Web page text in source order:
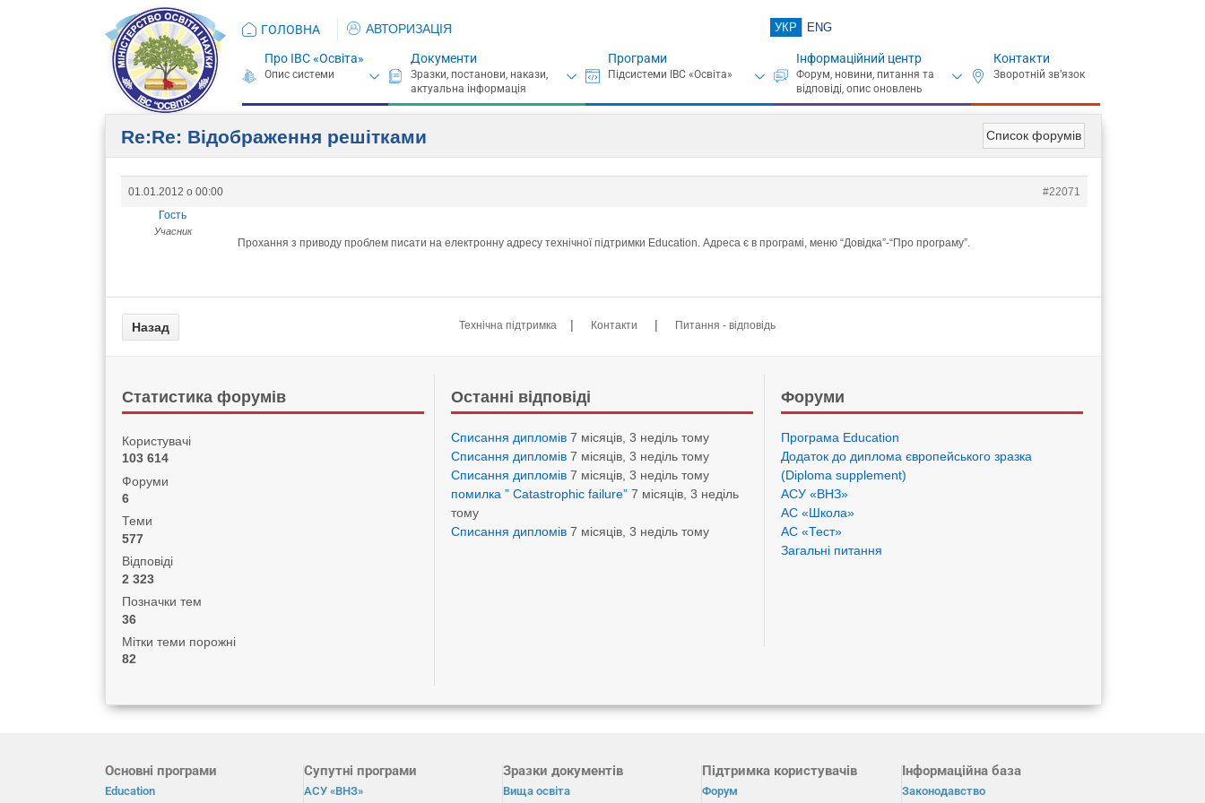
ГОЛОВНА АВТОРИЗАЦІЯ УКР ENG
Про ІВС «Освіта» Документи Програми Інформаційний центр Контакти
Список форумів
Re:Re: Відображення решітками
01.01.2012 о 00:00
#22071
Гость
Учасник
Прохання з приводу проблем писати на електронну адресу технічної підтримки Education. Адреса є в програмі, меню “Довідка”-“Про програму”.
Технічна підтримка | Контакти | Питання - відповідь
Статистика форумів
Користувачі
103 614
Форуми
6
Теми
577
Відповіді
2 323
Позначки тем
36
Мітки теми порожні
82
Останні відповіді
Списання дипломів 7 місяців, 3 неділь тому
Списання дипломів 7 місяців, 3 неділь тому
Списання дипломів 7 місяців, 3 неділь тому
помилка ” Catastrophic failure” 7 місяців, 3 неділь
тому
Списання дипломів 7 місяців, 3 неділь тому
Форуми
Програма Eduсation
Додаток до диплома європейського зразка
(Diploma supplement)
АСУ «ВНЗ»
АС «Школа»
АС «Тест»
Загальні питання
Основні програми
Education
Супутні програми
АСУ «ВНЗ»
Зразки документів
Вища освіта
Підтримка користувачів
Форум
Інформаційна база
Законодавство